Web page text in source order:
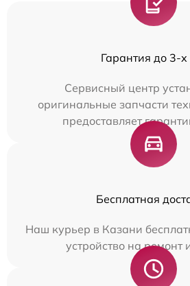
Гарантия до 3-х
Сервисный центр
оригинальные запчасти
предоставляет
Бесплатная
Наш курьер в Казани
устройство на ремонт